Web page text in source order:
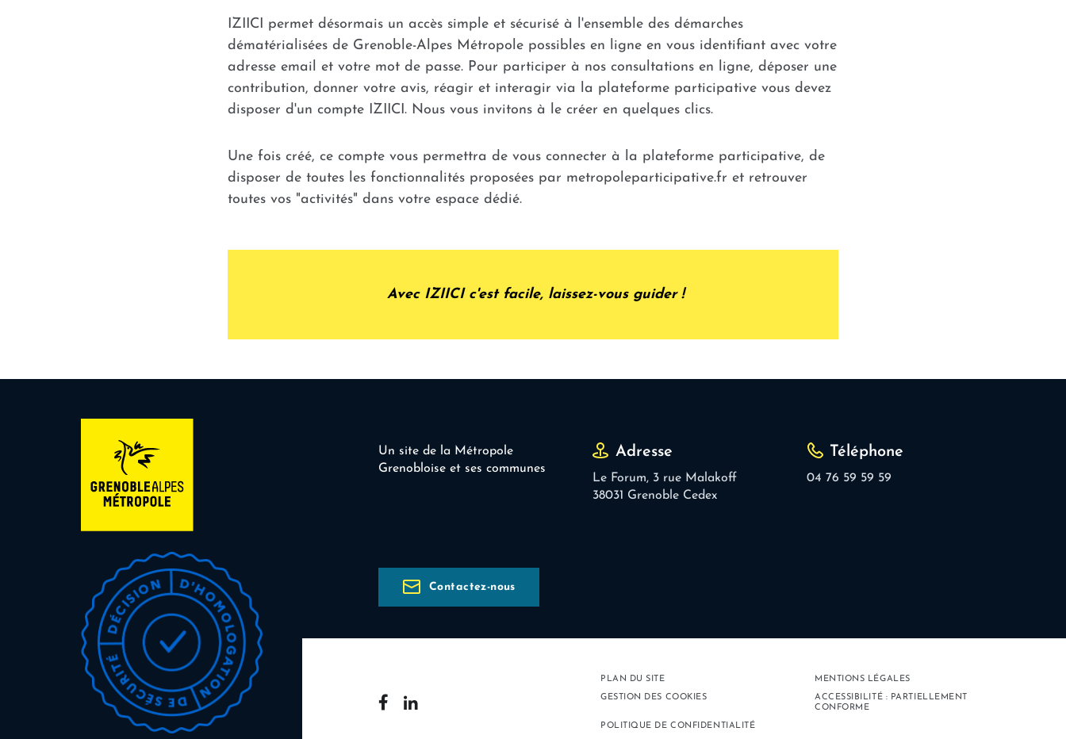
IZIICI permet désormais un accès simple et sécurisé à l'ensemble des démarches
dématérialisées de Grenoble-Alpes Métropole possibles en ligne en vous identifiant avec votre
adresse email et votre mot de passe. Pour participer à nos consultations en ligne, déposer une
contribution, donner votre avis, réagir et interagir via la plateforme participative vous devez
disposer d'un compte IZIICI. Nous vous invitons à le créer en quelques clics.
Une fois créé, ce compte vous permettra de vous connecter à la plateforme participative, de
disposer de toutes les fonctionnalités proposées par metropoleparticipative.fr et retrouver
toutes vos "activités" dans votre espace dédié.
Avec IZIICI c'est facile, laissez-vous guider !
Un site de la Métropole
Grenobloise et ses communes
Adresse
Le Forum, 3 rue Malakoff
38031 Grenoble Cedex
Téléphone
04 76 59 59 59
Contactez-nous
PLAN DU SITE MENTIONS LÉGALES
GESTION DES COOKIES
ACCESSIBILITÉ : PARTIELLEMENT
CONFORME
POLITIQUE DE CONFIDENTIALITÉ